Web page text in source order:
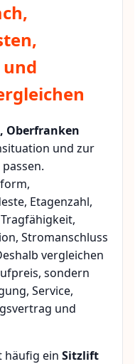
und
Oberfranken
und zur
Etagenzahl,
Stromanschluss
vergleichen
sondern
Service,
und
häufig ein Sitzlift